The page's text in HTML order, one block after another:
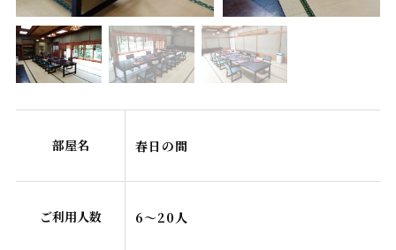
部屋名 春日の間
ご利用人数 6～20人